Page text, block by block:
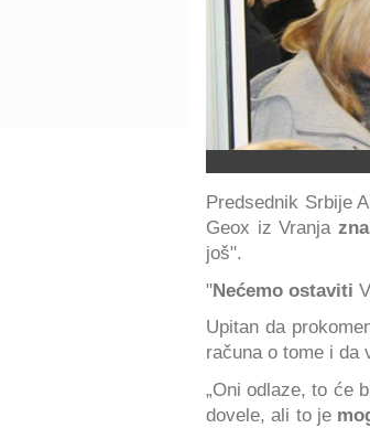
Predsednik Srbije
Geox iz Vranja
još".
"Nećemo ostaviti
Upitan da
računa o tome i da
„Oni odlaze, to će
dovele, ali to je